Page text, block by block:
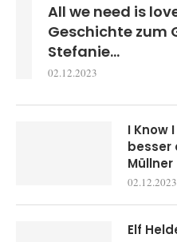
All we need is
Geschichte zum
Stefanie...
02.12.2023
I Know
besser
Müllner
02.12.2023
Elf